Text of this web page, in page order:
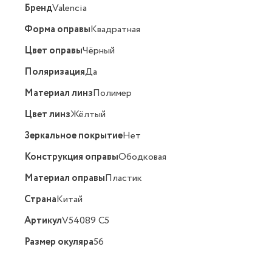
БрендValencia
Форма оправыКвадратная
Цвет оправыЧёрный
ПоляризацияДа
Материал линзПолимер
Цвет линзЖёлтый
Зеркальное покрытиеНет
Конструкция оправыОбодковая
Материал оправыПластик
СтранаКитай
АртикулV54089 C5
Размер окуляра56